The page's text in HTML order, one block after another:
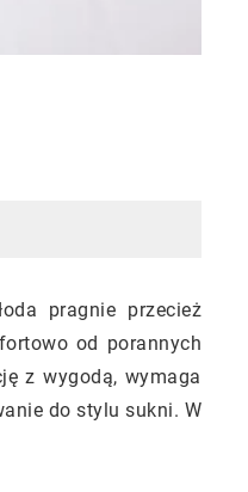
pragnie przecież
od porannych
z wygodą, wymaga
do stylu sukni. W